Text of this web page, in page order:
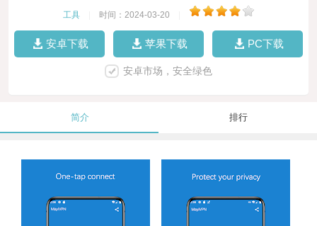
工具 时间：2024-03-20
安卓下载 苹果下载 PC下载
安卓市场，安全绿色
简介 排行